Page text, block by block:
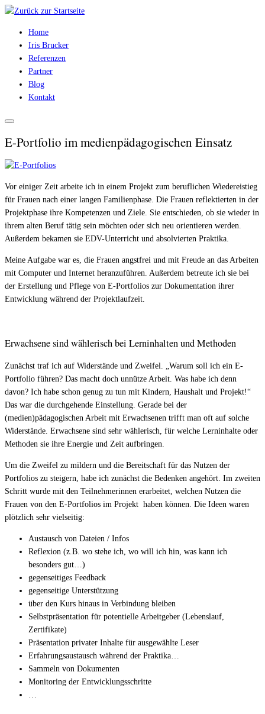
Zum
springenHome
Iris Brucker
Referenzen
Partner
Blog
Kontakt
E-Portfolio im medienpädagogischen Einsatz
Vor einiger Zeit arbeite ich in einem Projekt zum beruflichen Wiedereistieg
für Frauen nach einer langen Familienphase. Die Frauen reflektierten in der
Projektphase ihre Kompetenzen und Ziele. Sie entschieden, ob sie wieder in
ihrem alten Beruf tätig sein möchten oder sich neu orientieren werden.
Außerdem bekamen sie EDV-Unterricht und absolvierten Praktika.
Meine Aufgabe war es, die Frauen angstfrei und mit Freude an das Arbeiten
mit Computer und Internet heranzuführen. Außerdem betreute ich sie bei
der Erstellung und Pflege von E-Portfolios zur Dokumentation ihrer
Entwicklung während der Projektlaufzeit.
Erwachsene sind wählerisch bei Lerninhalten und Methoden
Zunächst traf ich auf Widerstände und Zweifel. „Warum soll ich ein E-
Portfolio führen? Das macht doch unnütze Arbeit. Was habe ich denn
davon? Ich habe schon genug zu tun mit Kindern, Haushalt und Projekt!“
Das war die durchgehende Einstellung. Gerade bei der
(medien)pädagogischen Arbeit mit Erwachsenen trifft man oft auf solche
Widerstände. Erwachsene sind sehr wählerisch, für welche Lerninhalte oder
Methoden sie ihre Energie und Zeit aufbringen.
Um die Zweifel zu mildern und die Bereitschaft für das Nutzen der
Portfolios zu steigern, habe ich zunächst die Bedenken angehört. Im zweiten
Schritt wurde mit den Teilnehmerinnen erarbeitet, welchen Nutzen die
Frauen von den E-Portfolios im Projekt haben können. Die Ideen waren
plötzlich sehr vielseitig:
Austausch von Dateien / Infos
Reflexion (z.B. wo stehe ich, wo will ich hin, was kann ich
besonders gut…)
gegenseitiges Feedback
gegenseitige Unterstützung
über den Kurs hinaus in Verbindung bleiben
Selbstpräsentation für potentielle Arbeitgeber (Lebenslauf,
Zertifikate)
Präsentation privater Inhalte für ausgewählte Leser
Erfahrungsaustausch während der Praktika…
Sammeln von Dokumenten
Monitoring der Entwicklungsschritte